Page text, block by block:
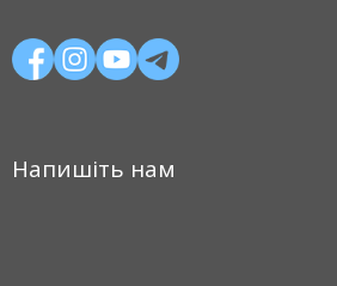
Напишіть нам